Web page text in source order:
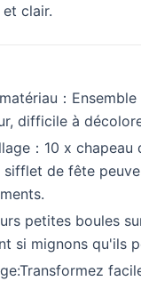
clair.
：
difficile à
：10 x
sifflet de fête
petites boules
si mignons qu'ils